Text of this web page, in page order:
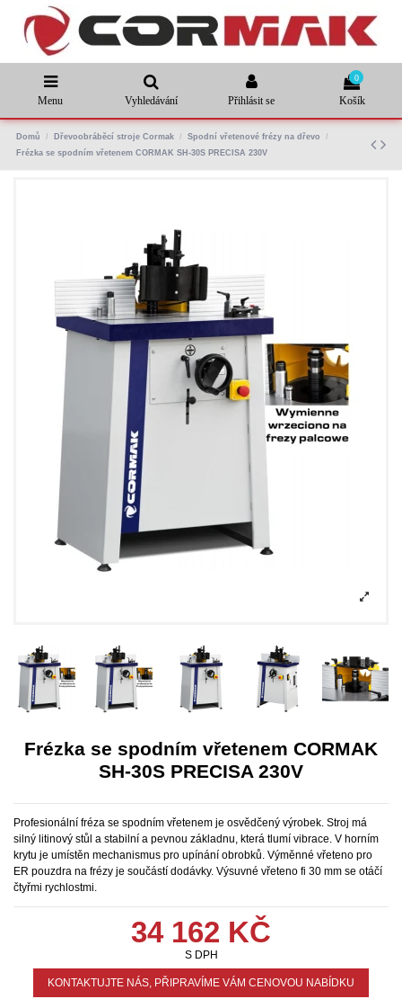
Menu Vyhledávání Přihlásit se
0
Košík
Domů Dřevoobráběcí stroje Cormak
Spodní vřetenové frézy na dřevo
Frézka se spodním vřetenem CORMAK SH-30S PRECISA 230V
Frézka se spodním vřetenem CORMAK
SH-30S PRECISA 230V
Profesionální fréza se spodním vřetenem je osvědčený výrobek. Stroj má
silný litinový stůl a stabilní a pevnou základnu, která tlumí vibrace. V horním
krytu je umístěn mechanismus pro upínání obrobků. Výměnné vřeteno pro
ER pouzdra na frézy je součástí dodávky. Výsuvné vřeteno fi 30 mm se otáčí
čtyřmi rychlostmi.
34 162 KČ
S DPH
KONTAKTUJTE NÁS, PŘIPRAVÍME VÁM CENOVOU NABÍDKU